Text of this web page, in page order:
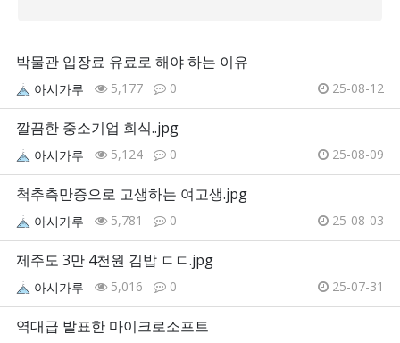
박물관 입장료 유료로 해야 하는 이유
아시가루 5,177 0 25-08-12
깔끔한 중소기업 회식..jpg
아시가루 5,124 0 25-08-09
척추측만증으로 고생하는 여고생.jpg
아시가루 5,781 0 25-08-03
제주도 3만 4천원 김밥 ㄷㄷ.jpg
아시가루 5,016 0 25-07-31
역대급 발표한 마이크로소프트